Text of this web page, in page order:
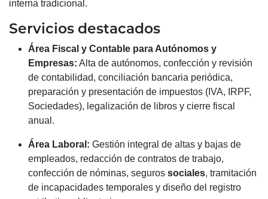
interna tradicional.
Servicios destacados
Área Fiscal y Contable para Autónomos y
Empresas: Alta de autónomos, confección y revisión
de contabilidad, conciliación bancaria periódica,
preparación y presentación de impuestos (IVA, IRPF,
Sociedades), legalización de libros y cierre fiscal
anual.
Área Laboral : Gestión integral de altas y bajas de
empleados, redacción de contratos de trabajo,
confección de nóminas, seguros sociales, tramitación
de incapacidades temporales y diseño del registro